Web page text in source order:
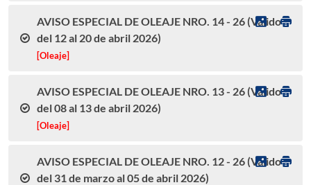
AVISO ESPECIAL DE OLEAJE NRO. 14 - 26 (Válido
del 12 al 20 de abril 2026)
[Oleaje]
AVISO ESPECIAL DE OLEAJE NRO. 13 - 26 (Válido
del 08 al 13 de abril 2026)
[Oleaje]
AVISO ESPECIAL DE OLEAJE NRO. 12 - 26 (Válido
del 31 de marzo al 05 de abril 2026)